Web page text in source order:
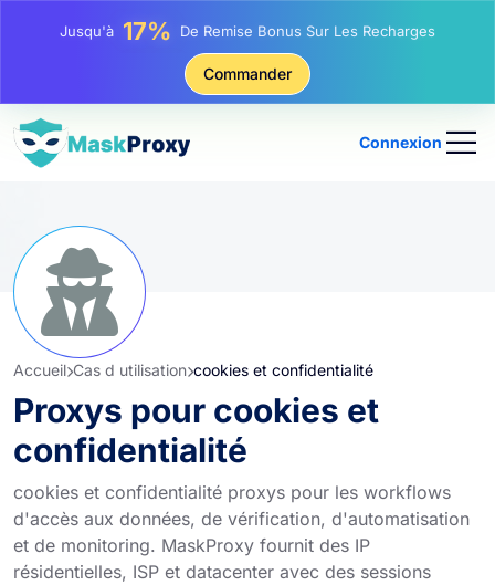
Jusqu'à25%Remise Sur Les Achats Statiques IP
Remise Sur Les Achats Tournants IP
Commander
Connexion
Accueil Cas d utilisation cookies et confidentialité
Proxys pour cookies et
confidentialité
cookies et confidentialité proxys pour les workflows
d'accès aux données, de vérification, d'automatisation
et de monitoring. MaskProxy fournit des IP
résidentielles, ISP et datacenter avec des sessions